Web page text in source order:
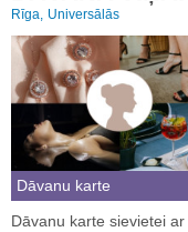
Rīga, Universālās
Dāvanu karte
Dāvanu karte sievietei